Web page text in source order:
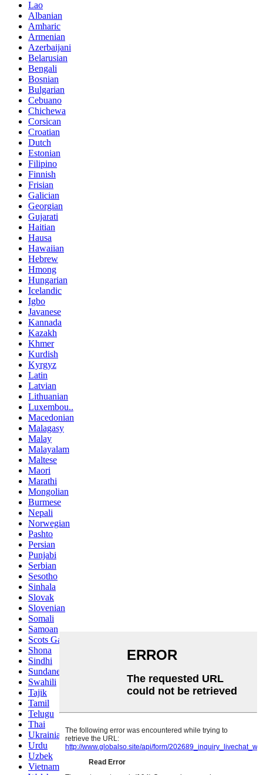
Lao
Albanian
Amharic
Armenian
Azerbaijani
Belarusian
Bengali
Bosnian
Bulgarian
Cebuano
Chichewa
Corsican
Croatian
Dutch
Estonian
Filipino
Finnish
Frisian
Galician
Georgian
Gujarati
Haitian
Hausa
Hawaiian
Hebrew
Hmong
Hungarian
Icelandic
Igbo
Javanese
Kannada
Kazakh
Khmer
Kurdish
Kyrgyz
Latin
Latvian
Lithuanian
Luxembou..
Macedonian
Malagasy
Malay
Malayalam
Maltese
Maori
Marathi
Mongolian
Burmese
Nepali
Norwegian
Pashto
Persian
Punjabi
Serbian
Sesotho
Sinhala
Slovak
Slovenian
Somali
Samoan
Scots Gaelic
Shona
Sindhi
Sundanese
Swahili
Tajik
Tamil
Telugu
Thai
Ukrainian
Urdu
Uzbek
Vietnamese